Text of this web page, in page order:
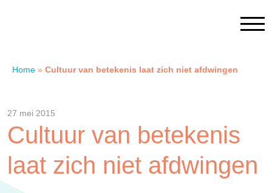
Contact
SAM Limburg
Home » Cultuur van betekenis laat zich niet afdwingen
27 mei 2015
Cultuur van betekenis
laat zich niet afdwingen